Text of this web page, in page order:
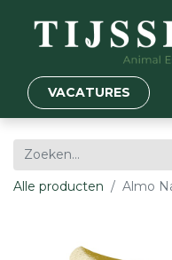
VACATURES
Alle producten Almo